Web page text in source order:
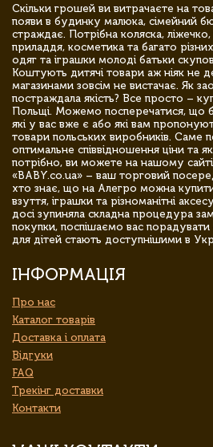
Скільки грошей ви витрачаєте на
появи в будинку малюка, сімейний
страждає. Потрібна коляска,
приладдя, косметика та багато
одяг та іграшки молоді батьки
Коштують дитячі товари аж ніяк не
магазинами зовсім не вистачає. Як
постраждала якість? Все просто –
Польщі. Можемо посперечатися, що
які у вас вже є або які вам
товари польських виробників. Саме
оптимальне співвідношення ціни та
потрібно, ви можете на нашому
«BABY.co.ua» – ваш торговий
хто знає, що на Алегро можна
взуття, іграшки та різноманітні
досі зупиняла складна процедура
покупки, поспішаємо вас порадувати
для дітей стають доступнішими в
ІНФОРМАЦІЯ
Про нас
Каталог товарів
Доставка і оплата
Відгуки
FAQ
Трекінг доставки
Контакти